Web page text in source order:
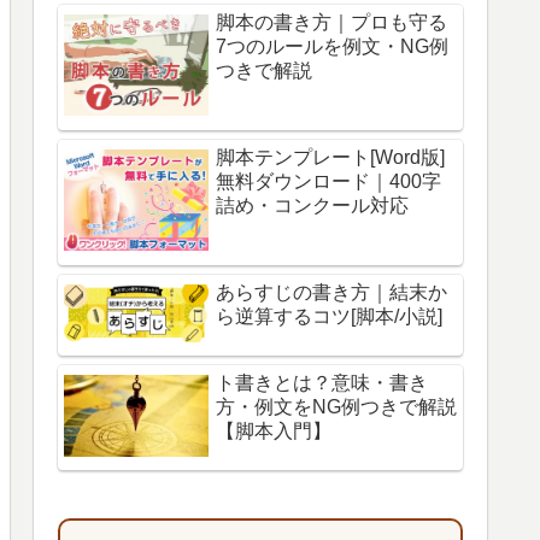
脚本の書き方｜プロも守る
7つのルールを例文・NG例
つきで解説
脚本テンプレート[Word版]
無料ダウンロード｜400字
詰め・コンクール対応
あらすじの書き方｜結末か
ら逆算するコツ[脚本/小説]
ト書きとは？意味・書き
方・例文をNG例つきで解説
【脚本入門】